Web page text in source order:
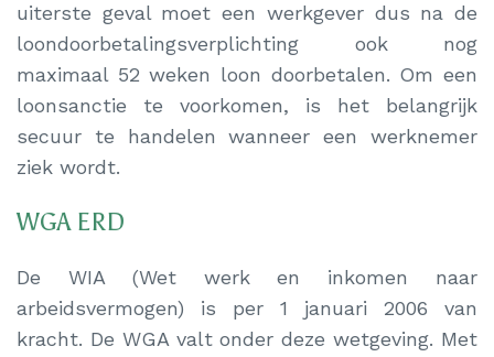
uiterste geval moet een werkgever dus na de
loondoorbetalingsverplichting ook nog
maximaal 52 weken loon doorbetalen. Om een
loonsanctie te voorkomen, is het belangrijk
secuur te handelen wanneer een werknemer
ziek wordt.
WGA ERD
De WIA (Wet werk en inkomen naar
arbeidsvermogen) is per 1 januari 2006 van
kracht. De WGA valt onder deze wetgeving. Met